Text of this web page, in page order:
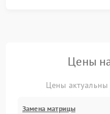
Цены
Цены
Замена матрицы